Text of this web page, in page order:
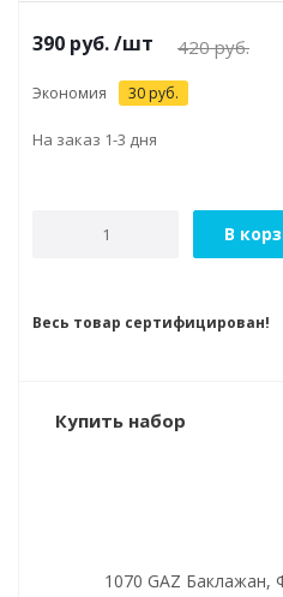
390 руб./шт 420руб.
Экономия 30 руб.
На заказ 1-3 дня
В
Весь товар сертифицирован!
Купить набор
1070 GAZ Баклажан,